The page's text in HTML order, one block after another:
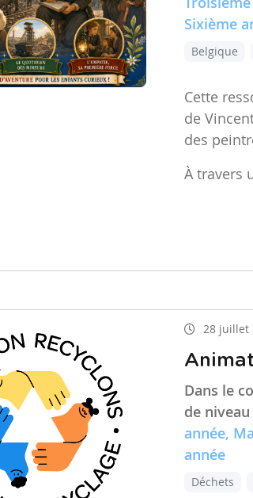
Sixième
Belgique
Cette
de
des
À travers
28 juillet
Dans le
de niveau
année,
année
Déchets